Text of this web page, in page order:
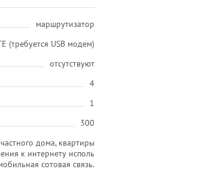
маршрутизатор
(требуется USB модем)
отсутствуют
4
1
300
дома, квартиры
к интернету исполь
сотовая связь.